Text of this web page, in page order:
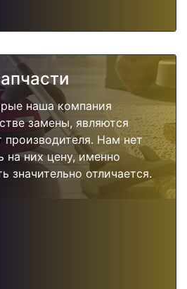
наша компания
замены, являются
производителя. Нам нет
на них цену, именно
значительно отличается.